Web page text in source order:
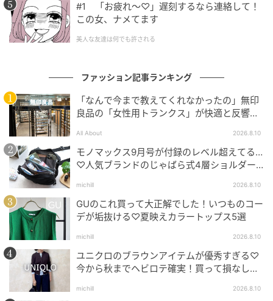
は各お店・ブランドなどにご確認くださいませ。
writer：マエダ エミカ
容のマーケターとしても活動するキャリアから、リサ
ーチに基づくトレンド情報をベースに記事執筆を行
う。
次の記事
「普段、柄物着ない」→【しまむら】ならプ
チプラで試せる！ 大人に似合う「おしゃ見え
アイテム」
の記事をもっとみる
#1 「お疲れ〜♡」遅刻するなら連絡して！
この女、ナメてます
美人な友達は何でも許される
ファッション記事ランキング
「なんで今まで教えてくれなかったの」無印
良品の「女性用トランクス」が快適と反響。
All About 2026.8.10
モノマックス9月号が付録のレベル超えてる…
♡人気ブランドのじゃばら式4層ショルダー
michill 2026.8.10
GUのこれ買って大正解でした！いつものコー
デが垢抜ける♡夏映えカラートップス5選
michill 2026.8.10
ユニクロのブラウンアイテムが優秀すぎる♡
今から秋までヘビロテ確実！買って損なしの
michill 2026.8.10